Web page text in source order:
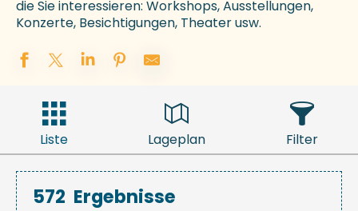
die Sie interessieren: Workshops, Ausstellungen,
Konzerte, Besichtigungen, Theater usw.
Liste Lageplan Filter
572 Ergebnisse